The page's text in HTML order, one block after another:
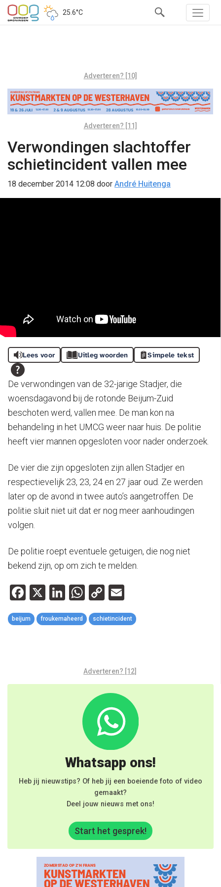
25.6°C
Adverteren? [10]
Adverteren? [11]
Verwondingen slachtoffer
schietincident vallen mee
18 december 2014 12:08 door André Huitenga
Lees voor Uitleg woorden Simpele tekst
De verwondingen van de 32-jarige Stadjer, die
woensdagavond bij de rotonde Beijum-Zuid
beschoten werd, vallen mee. De man kon na
behandeling in het UMCG weer naar huis. De politie
heeft vier mannen opgesloten voor nader onderzoek.
De vier die zijn opgesloten zijn allen Stadjer en
respectievelijk 23, 23, 24 en 27 jaar oud. Ze werden
later op de avond in twee auto’s aangetroffen. De
politie sluit niet uit dat er nog meer aanhoudingen
volgen.
De politie roept eventuele getuigen, die nog niet
bekend zijn, op om zich te melden.
Facebook
X LinkedIn
WhatsApp
Copy
Link
beijum froukemaheerd schietincident
Adverteren? [12]
Whatsapp ons!
Heb jij nieuwstips? Of heb jij een boeiende foto of video
gemaakt?
Deel jouw nieuws met ons!
Start het gesprek!